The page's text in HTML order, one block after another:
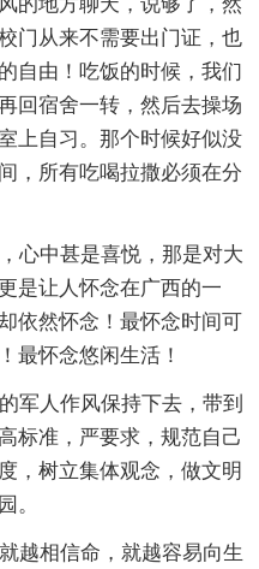
门从来不需要出门证，也
自由！吃饭的时候，我们
回宿舍一转，然后去操场
上自习。那个时候好似没
，所有吃喝拉撒必须在分
心中甚是喜悦，那是对大
是让人怀念在广西的一
依然怀念！最怀念时间可
最怀念悠闲生活！
军人作风保持下去，带到
标准，严要求，规范自己
，树立集体观念，做文明
。
越相信命，就越容易向生